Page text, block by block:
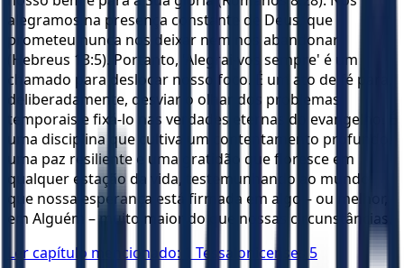
alegramos na presença constante de Deus, que
prometeu nunca nos deixar nem nos abandonar
(Hebreus 13:5). Portanto, 'Alegrai-vos sempre' é um
chamado para deslocar nosso foco. É um ato de fé para,
deliberadamente, desviar o olhar dos problemas
temporais e fixá-lo nas verdades eternas do evangelho. É
uma disciplina que cultiva um contentamento profundo,
uma paz resiliente e uma gratidão que floresce em
qualquer estação da vida, testemunhando ao mundo
que nossa esperança está firmada em algo – ou melhor,
em Alguém – muito maior do que nossas circunstâncias.
Ler capítulo mencionado:
1 Tessalonicenses 5